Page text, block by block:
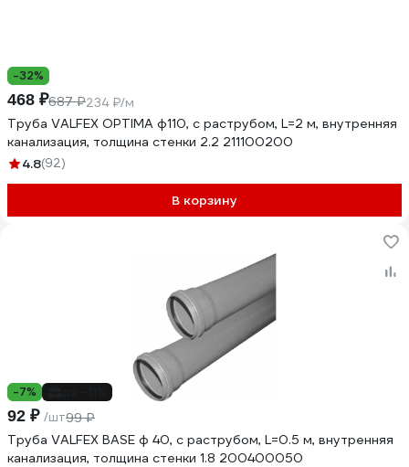
-32%
468 ₽687 ₽234 ₽/м
Труба VALFEX OPTIMA ф110, с раструбом, L=2 м, внутренняя
канализация, толщина стенки 2.2 211100200
4.8(92)
В корзину
-7%
92 ₽ /шт99 ₽
Труба VALFEX BASE ф 40, с раструбом, L=0.5 м, внутренняя
канализация, толщина стенки 1.8 200400050